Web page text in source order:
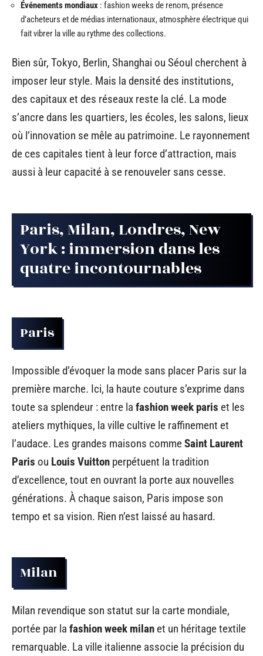
Événements mondiaux : fashion weeks de renom, présence
d’acheteurs et de médias internationaux, atmosphère électrique qui
fait vibrer la ville au rythme des collections.
Bien sûr, Tokyo, Berlin, Shanghai ou Séoul cherchent à
imposer leur style. Mais la densité des institutions,
des capitaux et des réseaux reste la clé. La mode
s’ancre dans les quartiers, les écoles, les salons, lieux
où l’innovation se mêle au patrimoine. Le rayonnement
de ces capitales tient à leur force d’attraction, mais
aussi à leur capacité à se renouveler sans cesse.
Paris, Milan, Londres, New
York : immersion dans les
quatre incontournables
Paris
Impossible d’évoquer la mode sans placer Paris sur la
première marche. Ici, la haute couture s’exprime dans
toute sa splendeur : entre la fashion week paris et les
ateliers mythiques, la ville cultive le raffinement et
l’audace. Les grandes maisons commeSaint Laurent
Paris ou Louis Vuitton perpétuent la tradition
d’excellence, tout en ouvrant la porte aux nouvelles
générations. À chaque saison, Paris impose son
tempo et sa vision. Rien n’est laissé au hasard.
Milan
Milan revendique son statut sur la carte mondiale,
portée par la fashion week milan et un héritage textile
remarquable. La ville italienne associe la précision du